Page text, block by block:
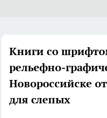
Книги со
рельефно-
Новороссийске
для слепых